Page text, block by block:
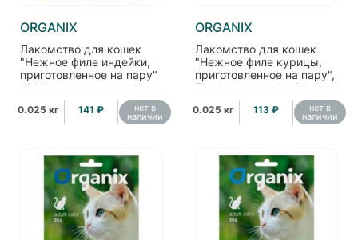
ORGANIX
Лакомство для кошек
"Нежное филе индейки,
приготовленное на пару"
100% мясо
0.025 кг 141 ₽ нет в
наличии
ORGANIX
Лакомство для кошек
"Нежное филе курицы,
приготовленное на пару",
Tender steamed chicken
0.025 кг 113 ₽ нет в
наличии